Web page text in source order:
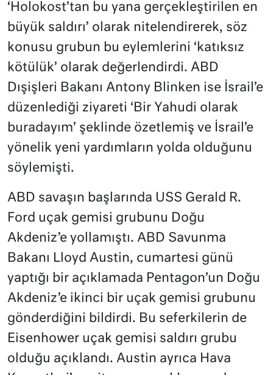
‘Holokost’tan bu yana gerçekleştirilen en
büyük saldırı’ olarak nitelendirerek, söz
konusu grubun bu eylemlerini ‘katıksız
kötülük’ olarak değerlendirdi. ABD
Dışişleri Bakanı Antony Blinken ise İsrail’e
düzenlediği ziyareti ‘Bir Yahudi olarak
buradayım’ şeklinde özetlemiş ve İsrail’e
yönelik yeni yardımların yolda olduğunu
söylemişti.
ABD savaşın başlarında USS Gerald R.
Ford uçak gemisi grubunu Doğu
Akdeniz’e yollamıştı. ABD Savunma
Bakanı Lloyd Austin, cumartesi günü
yaptığı bir açıklamada Pentagon’un Doğu
Akdeniz’e ikinci bir uçak gemisi grubunu
gönderdiğini bildirdi. Bu seferkilerin de
Eisenhower uçak gemisi saldırı grubu
olduğu açıklandı. Austin ayrıca Hava